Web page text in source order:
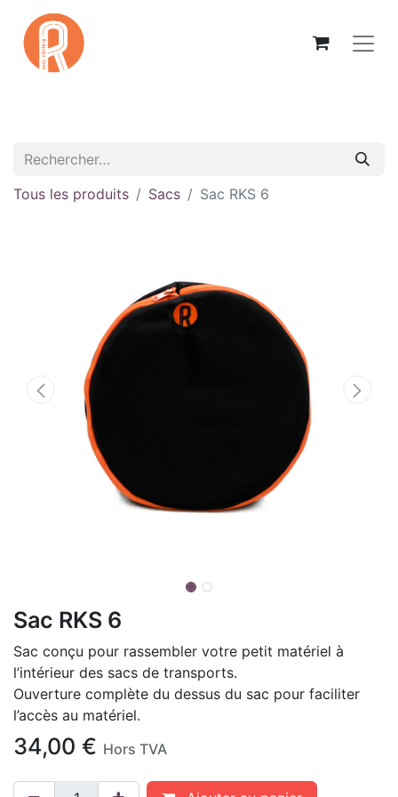
Tous les produits Sacs Sac RKS 6
Sac RKS 6
Sac conçu pour rassembler votre petit matériel à
l’intérieur des sacs de transports.
Ouverture complète du dessus du sac pour faciliter
l’accès au matériel.
34,00 € Hors TVA